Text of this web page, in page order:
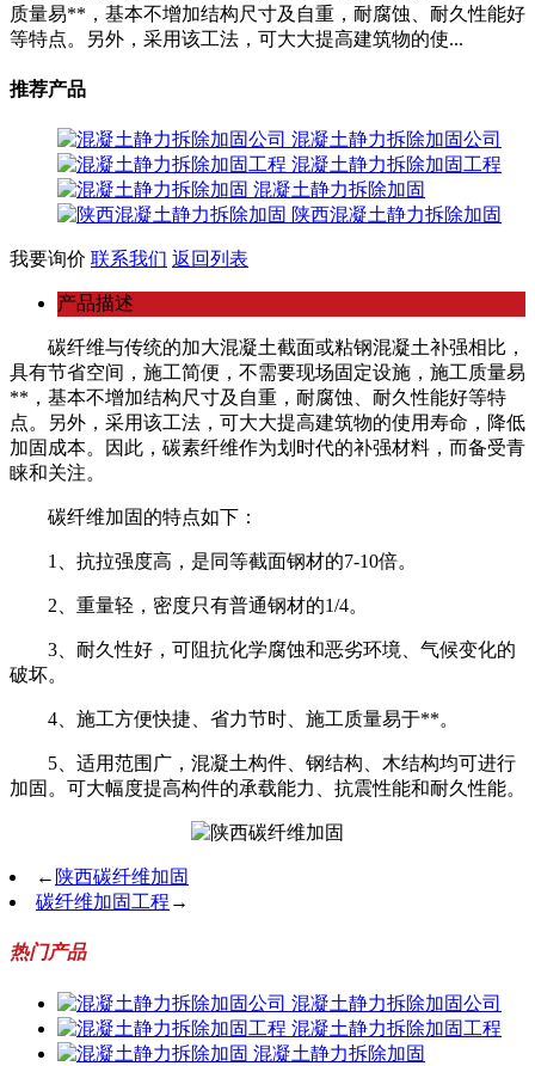
质量易**，基本不增加结构尺寸及自重，耐腐蚀、耐久性能好
等特点。另外，采用该工法，可大大提高建筑物的使...
推荐产品
混凝土静力拆除加固公司
混凝土静力拆除加固工程
混凝土静力拆除加固
陕西混凝土静力拆除加固
我要询价 联系我们 返回列表
产品描述
碳纤维与传统的加大混凝土截面或粘钢混凝土补强相比，
具有节省空间，施工简便，不需要现场固定设施，施工质量易
**，基本不增加结构尺寸及自重，耐腐蚀、耐久性能好等特
点。另外，采用该工法，可大大提高建筑物的使用寿命，降低
加固成本。因此，碳素纤维作为划时代的补强材料，而备受青
睐和关注。
碳纤维加固的特点如下：
1、抗拉强度高，是同等截面钢材的7-10倍。
2、重量轻，密度只有普通钢材的1/4。
3、耐久性好，可阻抗化学腐蚀和恶劣环境、气候变化的
破坏。
4、施工方便快捷、省力节时、施工质量易于**。
5、适用范围广，混凝土构件、钢结构、木结构均可进行
加固。可大幅度提高构件的承载能力、抗震性能和耐久性能。
← 陕西碳纤维加固
碳纤维加固工程 →
热门产品
混凝土静力拆除加固公司
混凝土静力拆除加固工程
混凝土静力拆除加固